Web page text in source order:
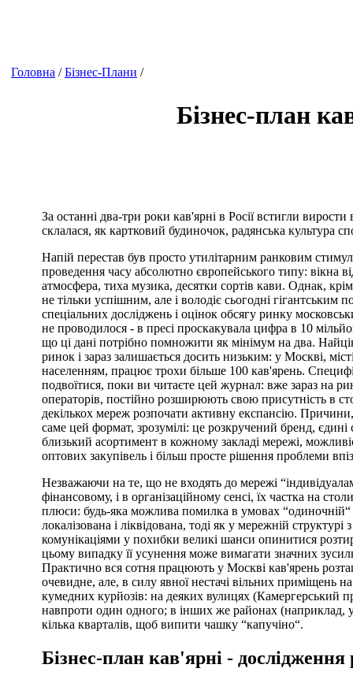
Головна /Бізнес-Плани /
Бізнес-план
За останні два-три роки кав'ярні в Росії встигли вирости
склалася, як картковий будиночок, радянська культура
Напій перестав був просто утилітарним ранковим
проведення часу абсолютно європейського типу: вікна
атмосфера, тиха музика, десятки сортів кави. Однак,
не тільки успішним, але і володіє сьогодні гігантським
спеціальних досліджень і оцінок обсягу ринку
не проводилося - в пресі проскакувала цифра в 10
що ці дані потрібно помножити як мінімум на два.
ринок і зараз залишається досить низьким: у Москві,
населенням, працює трохи більше 100 кав'ярень.
подвоїтися, поки ви читаєте цей журнал: вже зараз на
операторів, постійно розширюють свою присутність в
декількох мереж розпочати активну експансію.
саме цей формат, зрозумілі: це розкручений бренд,
близький асортимент в кожному закладі мережі,
оптових закупівель і більш просте рішення проблеми
Незважаючи на те, що не входять до мережі
фінансовому, і в організаційному сенсі, їх частка на
плюси: будь-яка можлива помилка в умовах
локалізована і ліквідована, тоді як у мережній
комунікаціями у похибки великі шанси опинитися
цьому випадку її усунення може вимагати значних
Практично вся сотня працюють у Москві кав'ярень
очевидне, але, в силу явної нестачі вільних приміщень
кумедних курйозів: на деяких вулицях (Камергерський
навпроти один одного; в інших же районах (наприклад,
кілька кварталів, щоб випити чашку “капучіно“.
Бізнес-план кав'ярні - дослідження